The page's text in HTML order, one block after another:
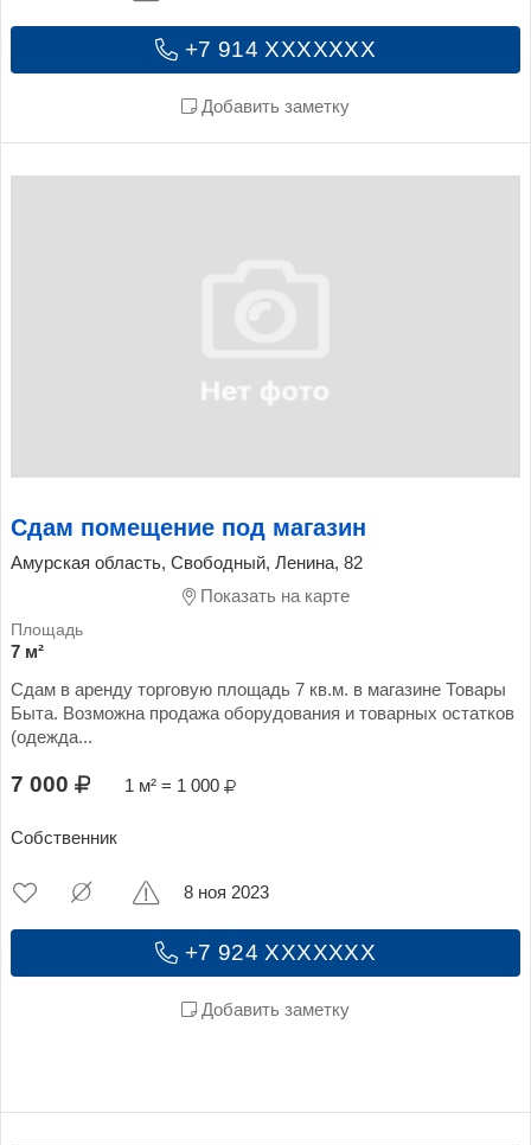
+7 914 XXXXXXX
Добавить заметку
Сдам помещение под магазин
Амурская область, Свободный, Ленина, 82
Показать на карте
7 м²
Сдам в аренду торговую площадь 7 кв.м. в магазине Товары
Быта. Возможна продажа оборудования и товарных остатков
(одежда...
7 000 1 м² = 1 000
Собственник
+7 924 XXXXXXX
Добавить заметку
8 ноя 2023